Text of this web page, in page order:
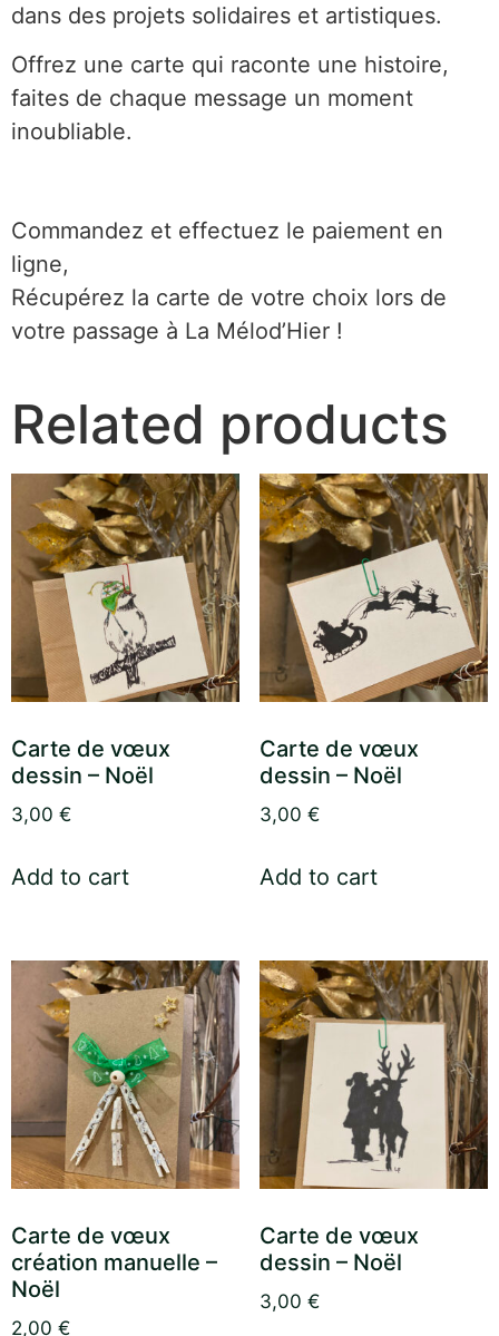
dans des projets solidaires et artistiques.
Offrez une carte qui raconte une histoire,
faites de chaque message un moment
inoubliable.
Commandez et effectuez le paiement en
ligne,
Récupérez la carte de votre choix lors de
votre passage à La Mélod’Hier !
Related products
Carte de vœux
dessin – Noël
3,00 €
Add to cart
Carte de vœux
dessin – Noël
3,00 €
Add to cart
Carte de vœux
création manuelle –
Noël
2,00 €
Carte de vœux
dessin – Noël
3,00 €